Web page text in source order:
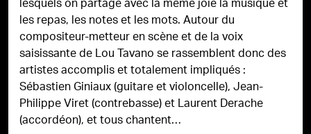
lesquels on partage avec la même joie la musique et
les repas, les notes et les mots. Autour du
compositeur-metteur en scène et de la voix
saisissante de Lou Tavano se rassemblent donc des
artistes accomplis et totalement impliqués :
Sébastien Giniaux (guitare et violoncelle), Jean-
Philippe Viret (contrebasse) et Laurent Derache
(accordéon), et tous chantent…